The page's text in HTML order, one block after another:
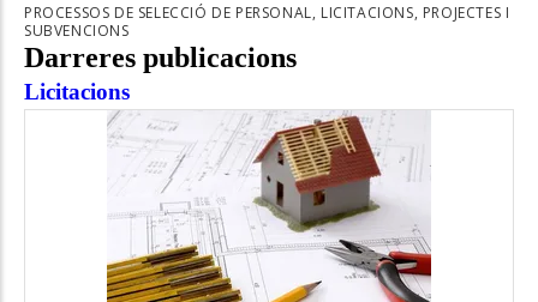
PROCESSOS DE SELECCIÓ DE PERSONAL, LICITACIONS, PROJECTES I
SUBVENCIONS
Darreres publicacions
Licitacions